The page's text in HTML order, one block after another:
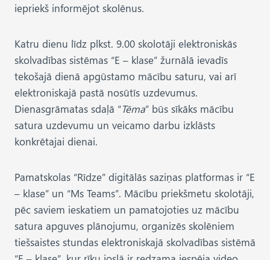
iepriekš informējot skolēnus.
Katru dienu līdz plkst. 9.00 skolotāji elektroniskās
skolvadības sistēmas “E – klase” žurnālā ievadīs
tekošajā dienā apgūstamo mācību saturu, vai arī
elektroniskajā pastā nosūtīs uzdevumus.
Dienasgrāmatas sdaļā “Tēma” būs sīkāks mācību
satura uzdevumu un veicamo darbu izklāsts
konkrētajai dienai.
Pamatskolas “Rīdze” digitālās saziņas platformas ir “E
– klase” un “Ms Teams”. Mācību priekšmetu skolotāji,
pēc saviem ieskatiem un pamatojoties uz mācību
satura apguves plānojumu, organizēs skolēniem
tiešsaistes stundas elektroniskajā skolvadības sistēmā